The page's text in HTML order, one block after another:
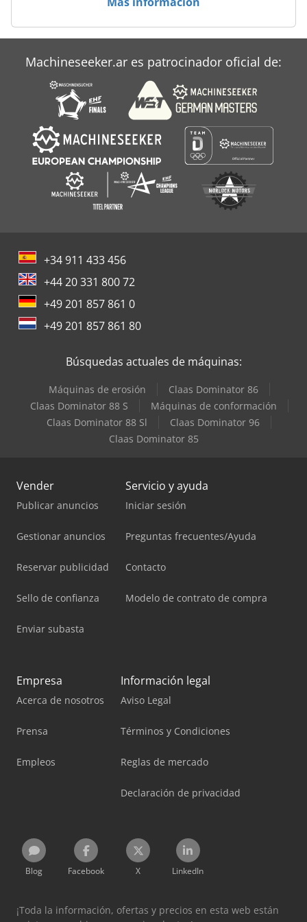
Dynapac Lt 800
Machineseeker.ar es patrocinador oficial de:
+34 911 433 456
+44 20 331 800 72
+49 201 857 861 0
+49 201 857 861 80
Búsquedas actuales de máquinas:
Máquinas de erosión
Claas Dominator 86
Claas Dominator 88 S
Máquinas de conformación
Claas Dominator 88 Sl
Claas Dominator 96
Claas Dominator 85
Vender
Publicar anuncios
Gestionar anuncios
Reservar publicidad
Sello de confianza
Enviar subasta
Servicio y ayuda
Iniciar sesión
Preguntas frecuentes/Ayuda
Contacto
Modelo de contrato de compra
Empresa
Acerca de nosotros
Prensa
Empleos
Información legal
Aviso Legal
Términos y Condiciones
Reglas de mercado
Declaración de privacidad
Blog Facebook X LinkedIn
¡Toda la información, ofertas y precios en esta web están